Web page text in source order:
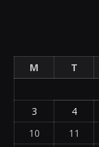
M
T
3
4
10
11